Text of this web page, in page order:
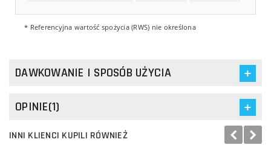
* Referencyjna wartość spożycia (RWS) nie określona
DAWKOWANIE I SPOSÓB UŻYCIA
OPINIE(1)
INNI KLIENCI KUPILI RÓWNIEŻ